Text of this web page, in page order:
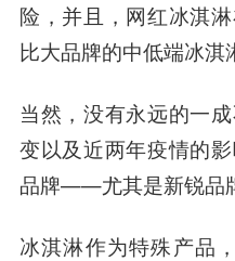
险，并且，网红冰淇
比大品牌的中低端冰淇
当然，没有永远的一
变以及近两年疫情的
品牌——尤其是新锐品
冰淇淋作为特殊产品